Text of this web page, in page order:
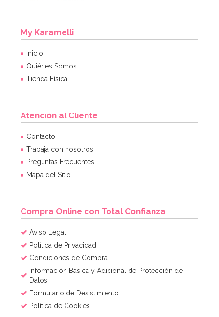
My Karamelli
Inicio
Quiénes Somos
Tienda Física
Atención al Cliente
Contacto
Trabaja con nosotros
Preguntas Frecuentes
Mapa del Sitio
Compra Online con Total Confianza
Aviso Legal
Política de Privacidad
Condiciones de Compra
Información Básica y Adicional de Protección de
Datos
Formulario de Desistimiento
Política de Cookies